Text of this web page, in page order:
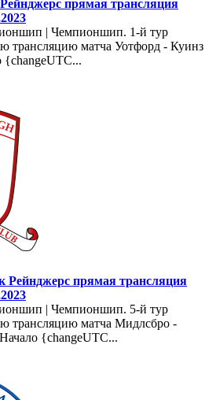
прямая трансляция
| Чемпионшип. 1-й тур
трансляцию матча Уотфорд - Куинз
{changeUTC...
Рейнджерс прямая трансляция
| Чемпионшип. 5-й тур
трансляцию матча Мидлсбро -
{changeUTC...